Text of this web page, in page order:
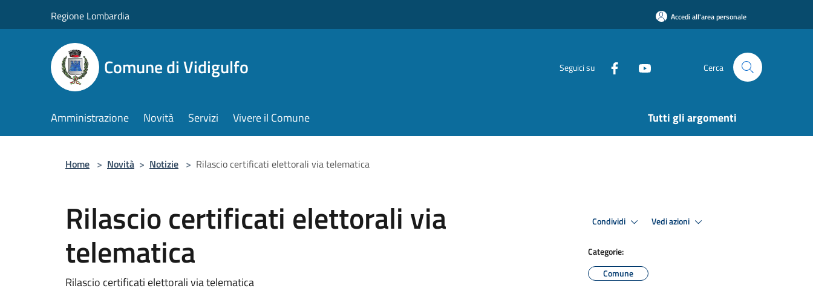
Regione Lombardia Accedi all'area personale
Comune di Vidigulfo Seguici su Cerca
Amministrazione Novità Servizi Vivere il Comune Tutti gli argomenti
Home > Novità > Notizie > Rilascio certificati elettorali via telematica
Rilascio certificati elettorali via
telematica
Rilascio certificati elettorali via telematica
Condividi Vedi azioni
Categorie:
Comune